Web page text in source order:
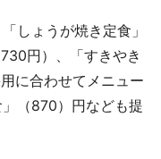
しょうが焼き定食」
円）、「すきやき
に合わせてメニュー
（870）円なども提